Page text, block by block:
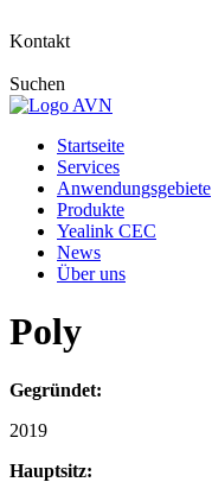
Kontakt
Suchen
Startseite
Services
Anwendungsgebiete
Produkte
Yealink CEC
News
Über uns
Poly
Gegründet:
2019
Hauptsitz: